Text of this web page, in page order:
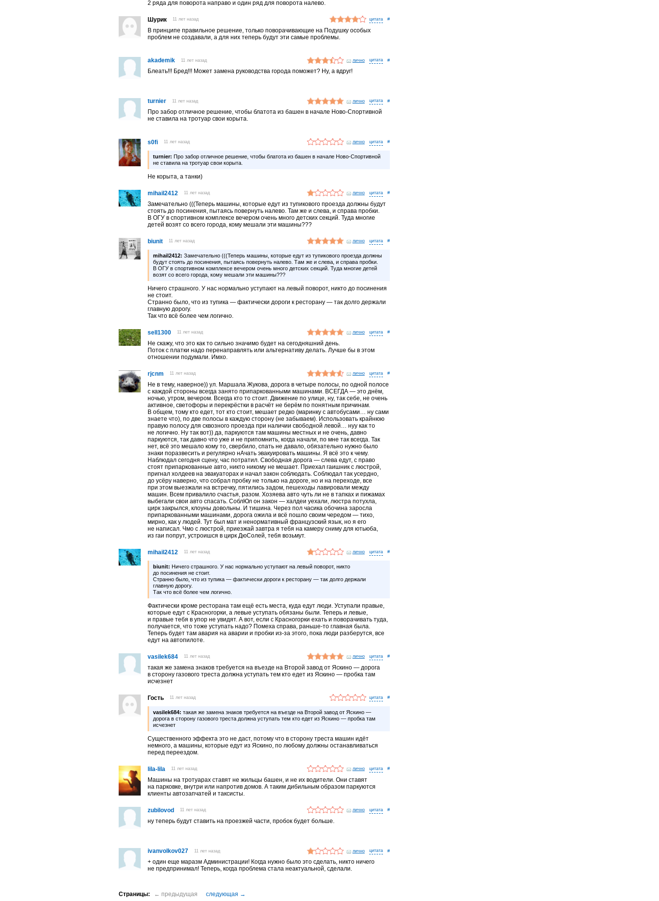
2 ряда для поворота направо и один ряд для поворота налево.
Шурик 11 лет назад #
В принципе правильное решение, только поворачивающие на Подушку особых
проблем не создавали, а для них теперь будут эти самые проблемы.
akademik 11 лет назад лично #
Блеать!!! Бред!!! Может замена руководства города поможет? Ну, а вдруг!
turnier 11 лет назад лично #
Про забор отличное решение, чтобы блатота из башен в начале Ново-Спортивной
не ставила на тротуар свои корыта.
s0fi 11 лет назад лично #
turnier: Про забор отличное решение, чтобы блатота из башен в начале Ново-Спортивной
не ставила на тротуар свои корыта.
Не корыта, а танки)
mihail2412 11 лет назад лично #
Замечательно (((Теперь машины, которые едут из тупикового проезда должны будут
стоять до посинения, пытаясь повернуть налево. Там же и слева, и справа пробки.
В ОГУ в спортивном комплексе вечером очень много детских секций. Туда многие
детей возят со всего города, кому мешали эти машины???
biunit 11 лет назад лично #
mihail2412: Замечательно (((Теперь машины, которые едут из тупикового проезда должны
будут стоять до посинения, пытаясь повернуть налево. Там же и слева, и справа пробки.
В ОГУ в спортивном комплексе вечером очень много детских секций. Туда многие детей
возят со всего города, кому мешали эти машины???
Ничего страшного. У нас нормально уступают на левый поворот, никто до посинения
не стоит.
Странно было, что из тупика — фактически дороги к ресторану — так долго держали
главную дорогу.
Так что всё более чем логично.
sell1300 11 лет назад лично #
Не скажу, что это как то сильно значимо будет на сегодняшний день.
Поток с платки надо перенаправлять или альтернативу делать. Лучше бы в этом
отношении подумали. Имхо.
rjcnm 11 лет назад лично #
Не в тему, наверное)) ул. Маршала Жукова, дорога в четыре полосы, по одной полосе
с каждой стороны всегда занято припаркованными машинами. ВСЕГДА — это днём,
ночью, утром, вечером. Всегда кто то стоит. Движение по улице, ну, так себе, не очень
активное, светофоры и перекрёстки в расчёт не берём по понятным причинам.
В общем, тому кто едет, тот кто стоит, мешает редко (маринку с автобусами… ну сами
знаете что), по две полосы в каждую сторону (не забываем). Использовать крайнюю
правую полосу для сквозного проезда при наличии свободной левой… нуу как то
не логично. Ну так вот)) да, паркуются там машины местных и не очень, давно
паркуются, так давно что уже и не припомнить, когда начали, по мне так всегда. Так
нет, всё это мешало кому то, свербило, спать не давало, обязательно нужно было
знаки поразвесить и регулярно нАчать эвакуировать машины. Я всё это к чему.
Наблюдал сегодня сцену, час потратил. Свободная дорога — слева едут, с право
стоят припаркованные авто, никто никому не мешает. Приехал гаишник с люстрой,
пригнал холдеев на эвакуаторах и начал закон соблюдать. Соблюдал так усердно,
до усёру наверно, что собрал пробку не только на дороге, но и на переходе, все
при этом выезжали на встречку, пятились задом, пешеходы лавировали между
машин. Всем привалило счастья, разом. Хозяева авто чуть ли не в тапках и пижамах
выбегали свои авто спасать. СоблЮл он закон — халдеи уехали, люстра потухла,
цирк закрылся, клоуны довольны. И тишина. Через пол часика обочина заросла
припаркованными машинами, дорога ожила и всё пошло своим чередом — тихо,
мирно, как у людей. Тут был мат и ненормативный французский язык, но я его
не написал. Чмо с люстрой, приезжай завтра я тебя на камеру сниму для ютьюба,
из гаи попрут, устроишся в цирк ДюСолей, тебя возьмут.
mihail2412 11 лет назад лично #
biunit: Ничего страшного. У нас нормально уступают на левый поворот, никто
до посинения не стоит.
Странно было, что из тупика — фактически дороги к ресторану — так долго держали
главную дорогу.
Так что всё более чем логично.
Фактически кроме ресторана там ещё есть места, куда едут люди. Уступали правые,
которые едут с Красногорки, а левые уступать обязаны были. Теперь и левые,
и правые тебя в упор не увидят. А вот, если с Красногорки ехать и поворачивать туда,
получается, что тоже уступать надо? Помеха справа, раньше-то главная была.
Теперь будет там авария на аварии и пробки из-за этого, пока люди разберутся, все
едут на автопилоте.
vasilek684 11 лет назад лично #
такая же замена знаков требуется на въезде на Второй завод от Яскино — дорога
в сторону газового треста должна уступать тем кто едет из Яскино — пробка там
исчезнет
Гость 11 лет назад #
vasilek684: такая же замена знаков требуется на въезде на Второй завод от Яскино —
дорога в сторону газового треста должна уступать тем кто едет из Яскино — пробка там
исчезнет
Существенного эффекта это не даст, потому что в сторону треста машин идёт
немного, а машины, которые едут из Яскино, по любому должны останавливаться
перед переездом.
lila-lila 11 лет назад лично #
Машины на тротуарах ставят не жильцы башен, и не их водители. Они ставят
на парковке, внутри или напротив домов. А таким дибильным образом паркуются
клиенты автозапчатей и таксисты.
zubilovod 11 лет назад лично #
ну теперь будут ставить на проезжей части, пробок будет больше.
ivanvolkov027 11 лет назад лично #
+ один еще маразм Администрации! Когда нужно было это сделать, никто ничего
не предпринимал! Теперь, когда проблема стала неактуальной, сделали.